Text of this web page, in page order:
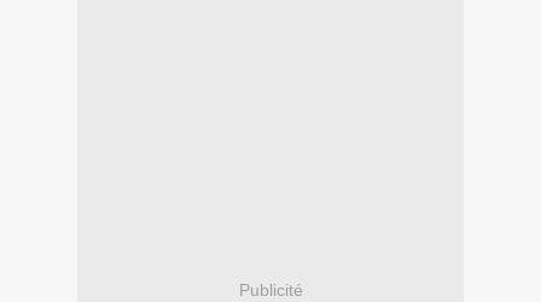
Publicité